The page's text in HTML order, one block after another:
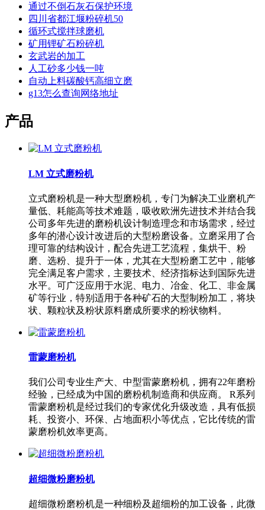
通过不倒石灰石保护环境
四川省都江堰粉碎机50
循环式搅拌球磨机
矿用锂矿石粉碎机
玄武岩的加工
人工砂多少钱一吨
自动上料碳酸钙高细立磨
g13怎么查询网络地址
产品
LM 立式磨粉机
立式磨粉机是一种大型磨粉机，专门为解决工业磨机产
量低、耗能高等技术难题，吸收欧洲先进技术并结合我
公司多年先进的磨粉机设计制造理念和市场需求，经过
多年的潜心设计改进后的大型粉磨设备。立磨采用了合
理可靠的结构设计，配合先进工艺流程，集烘干、粉
磨、选粉、提升于一体，尤其在大型粉磨工艺中，能够
完全满足客户需求，主要技术、经济指标达到国际先进
水平。可广泛应用于水泥、电力、冶金、化工、非金属
矿等行业，特别适用于各种矿石的大型制粉加工，将块
状、颗粒状及粉状原料磨成所要求的粉状物料。
雷蒙磨粉机
我们公司专业生产大、中型雷蒙磨粉机，拥有22年磨粉
经验，已经成为中国的磨粉机制造商和供应商。 R系列
雷蒙磨粉机是经过我们的专家优化升级改造，具有低损
耗、投资小、环保、占地面积小等优点，它比传统的雷
蒙磨粉机效率更高。
超细微粉磨粉机
超细微粉磨粉机是一种细粉及超细粉的加工设备，此微